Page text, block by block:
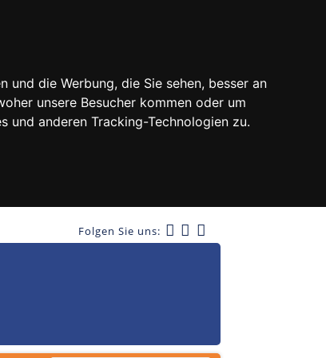
die Werbung, die Sie sehen, besser an
unsere Besucher kommen oder um
und anderen Tracking-Technologien zu.
Folgen Sie uns: